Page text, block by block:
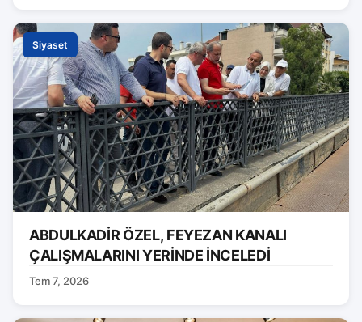
Siyaset
ABDULKADİR ÖZEL, FEYEZAN KANALI
ÇALIŞMALARINI YERİNDE İNCELEDİ
Tem 7, 2026